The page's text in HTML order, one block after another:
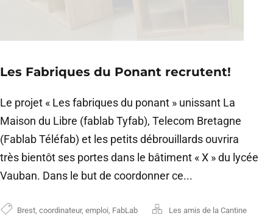
Les Fabriques du Ponant recrutent!
Le projet « Les fabriques du ponant » unissant La
Maison du Libre (fablab Tyfab), Telecom Bretagne
(Fablab Téléfab) et les petits débrouillards ouvrira
très bientôt ses portes dans le bâtiment « X » du lycée
Vauban. Dans le but de coordonner ce...
Brest coordinateur, emploi FabLab Les amis de la Cantine